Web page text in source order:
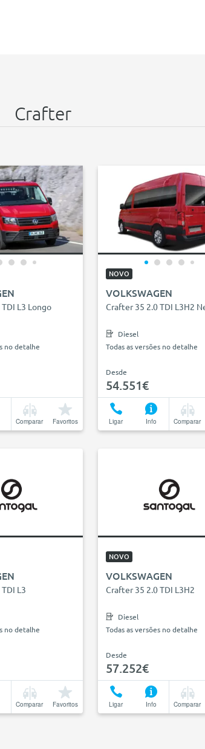
Crafter
L3 Longo
no detalhe
Comparar Favoritos
NOVO
VOLKSWAGEN
Crafter 35 2.0 TDI L3H2
Diesel
Todas as versões no detalhe
Desde
54.551€
Ligar Info Comparar
L3
no detalhe
Comparar Favoritos
NOVO
VOLKSWAGEN
Crafter 35 2.0 TDI L3H2
Diesel
Todas as versões no detalhe
Desde
57.252€
Ligar Info Comparar